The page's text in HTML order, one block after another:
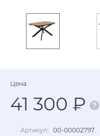
Цена
41 300 ₽
Артикул: 00-00002797